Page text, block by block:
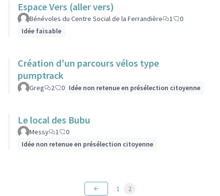
Espace Vers (aller vers)
Bénévoles du Centre Social de la Ferrandière 1
0
Idée faisable
Création d'un parcours vélos type
pumptrack
Greg 2 0 Idée non retenue en présélection citoyenne
Le local des Bubu
Messy 1
0
Idée non retenue en présélection citoyenne
1 2